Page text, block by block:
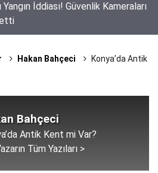
İddiası! Güvenlik Kameraları
Hakan Bahçeci
Konya’da Antik
Bahçeci
Antik Kent mi Var?
Tüm Yazıları >